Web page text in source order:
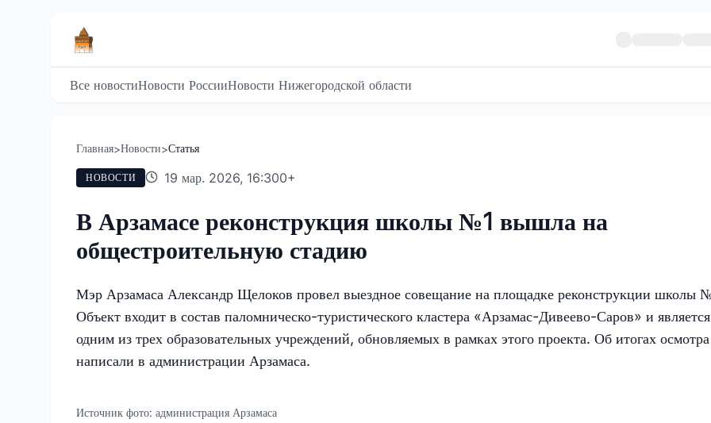
Все новостиНовости РоссииНовости Нижегородской области
Главная>Новости>Статья
НОВОСТИ 19 мар. 2026, 16:300+
В Арзамасе реконструкция школы №1 вышла на
общестроительную стадию
Мэр Арзамаса Александр Щелоков провел выездное совещание на площадке реконструкции школы
Объект входит в состав паломническо-туристического кластера «Арзамас-Дивеево-Саров» и является
одним из трех образовательных учреждений, обновляемых в рамках этого проекта. Об итогах осмотра
написали в администрации Арзамаса.
Источник фото: администрация Арзамаса